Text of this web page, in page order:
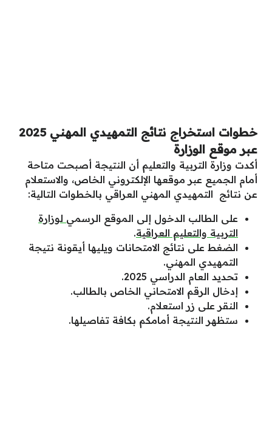
خطوات استخراج نتائج التمهيدي المهني 2025
عبر موقع الوزارة
أكدت وزارة التربية والتعليم أن النتيجة أصبحت متاحة
أمام الجميع عبر موقعها الإلكتروني الخاص، والاستعلام
عن نتائج التمهيدي المهني العراقي بالخطوات التالية:
على الطالب الدخول إلى الموقع الرسمي لوزارة
التربية والتعليم العراقية.
الضغط على نتائج الامتحانات ويليها أيقونة نتيجة
التمهيدي المهني.
تحديد العام الدراسي 2025.
إدخال الرقم الامتحاني الخاص بالطالب.
النقر على زر استعلام.
ستظهر النتيجة أمامكم بكافة تفاصيلها.